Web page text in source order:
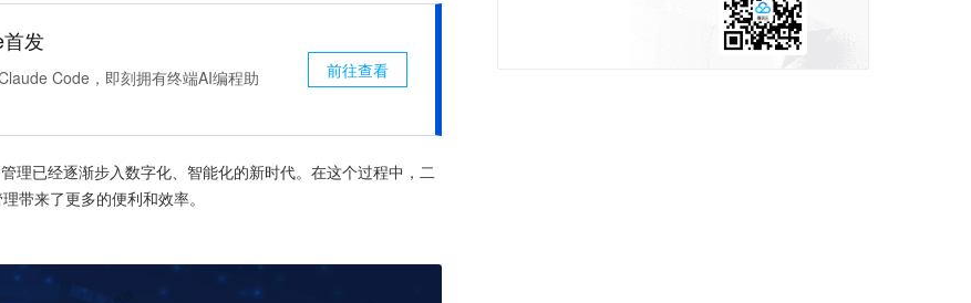
发
Code，即刻拥有终端AI编程助
前往查看
理已经逐渐步入数字化、智能化的新时代。在这个过程中，二
带来了更多的便利和效率。